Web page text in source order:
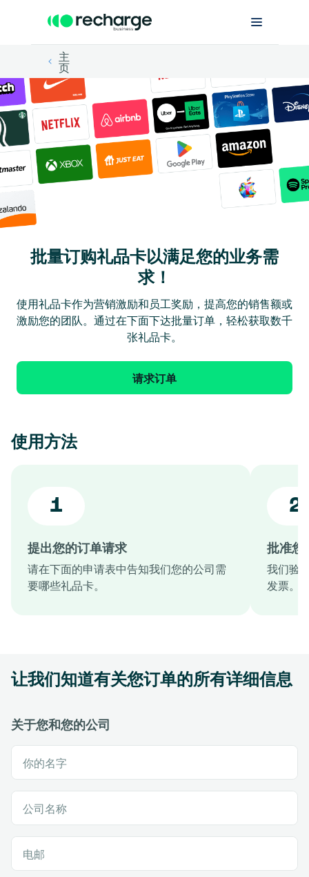
主
页
批量订购礼品卡以满足您的业务需
求！
使用礼品卡作为营销激励和员工奖励，提高您的销售额或
激励您的团队。通过在下面下达批量订单，轻松获取数千
张礼品卡。
请求订单
使用方法
1
提出您的订单请求
请在下面的申请表中告知我们您的公司需
要哪些礼品卡。
2
批准您
我们验
发票。
让我们知道有关您订单的所有详细信息
关于您和您的公司
你的名字
公司名称
电邮